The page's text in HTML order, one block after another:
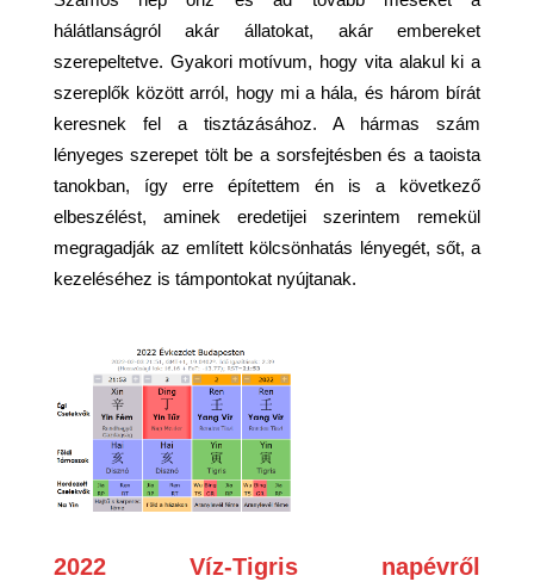
hálátlanságról akár állatokat, akár embereket
szerepeltetve. Gyakori motívum, hogy vita alakul ki a
szereplők között arról, hogy mi a hála, és három bírát
keresnek fel a tisztázásához. A hármas szám
lényeges szerepet tölt be a sorsfejtésben és a taoista
tanokban, így erre építettem én is a következő
elbeszélést, aminek eredetijei szerintem remekül
megragadják az említett kölcsönhatás lényegét, sőt, a
kezeléséhez is támpontokat nyújtanak.
2022 Víz-Tigris napévről